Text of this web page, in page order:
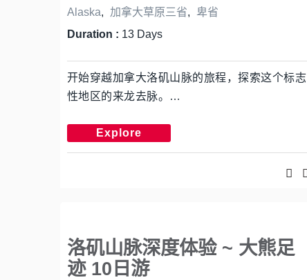
Alaska, 加拿大草原三省,
卑省
Duration : 13 Days
开始穿越加拿大洛矶山脉的旅程，探索这个标志
性地区的来龙去脉。…
Explore
洛矶山脉深度体验 ~ 大熊足
迹 10日游